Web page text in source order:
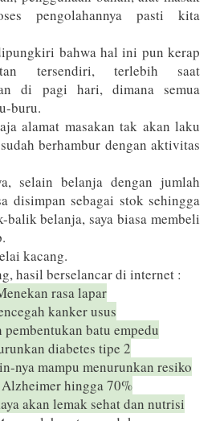
pengolahannya pasti kita
bahwa hal ini pun kerap
tersendiri, terlebih saat
di pagi hari, dimana semua
buru.
alamat masakan tak akan laku
berhambur dengan aktivitas
selain belanja dengan jumlah
disimpan sebagai stok sehingga
balik belanja, saya biasa membeli
kacang.
hasil berselancar di internet :
rasa lapar
kanker usus
pembentukan batu empedu
diabetes tipe 2
nya mampu menurunkan resiko
hingga 70%
akan lemak sehat dan nutrisi